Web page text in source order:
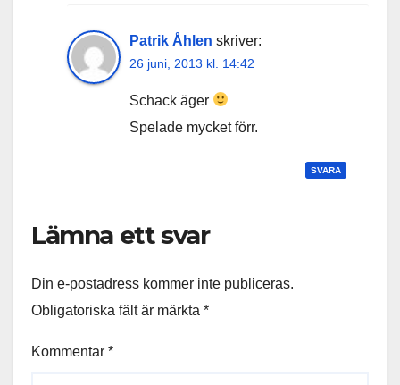
Patrik Åhlen skriver:
26 juni, 2013 kl. 14:42
Schack äger
Spelade mycket förr.
SVARA
Lämna ett svar
Din e-postadress kommer inte publiceras.
Obligatoriska fält är märkta *
Kommentar *